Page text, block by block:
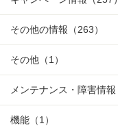
その他の情報 （263）
その他 （1）
メンテナンス・障害情報
機能 （1）